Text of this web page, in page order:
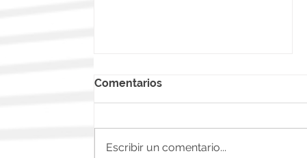
Comentarios
Escribir un comentario...